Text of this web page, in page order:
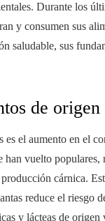
Durante los
y consumen sus
saludable, sus
de origen
es el aumento en el
vuelto
cárnica.
reduce el riesgo
y lácteas de